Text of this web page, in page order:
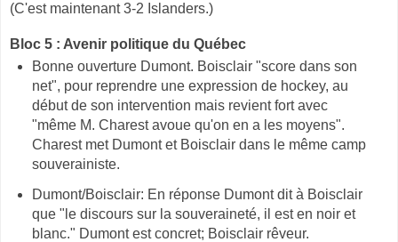
(C'est maintenant 3-2 Islanders.)
Bloc 5 : Avenir politique du Québec
Bonne ouverture Dumont. Boisclair "score dans son
net", pour reprendre une expression de hockey, au
début de son intervention mais revient fort avec
"même M. Charest avoue qu'on en a les moyens".
Charest met Dumont et Boisclair dans le même camp
souverainiste.
Dumont/Boisclair: En réponse Dumont dit à Boisclair
que "le discours sur la souveraineté, il est en noir et
blanc." Dumont est concret; Boisclair rêveur.